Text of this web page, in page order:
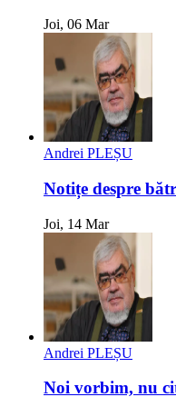
Joi, 06 Mar
Andrei PLEȘU
Notițe despre
Joi, 14 Mar
Andrei PLEȘU
Noi vorbim, nu